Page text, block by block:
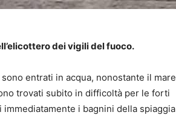
dei vigili del fuoco.
entrati in acqua, nonostante il mare
trovati subito in difficoltà per le forti
i bagnini della spiaggia